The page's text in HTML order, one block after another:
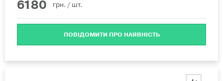
6180 грн. / шт.
ПОВІДОМИТИ ПРО НАЯВНІСТЬ